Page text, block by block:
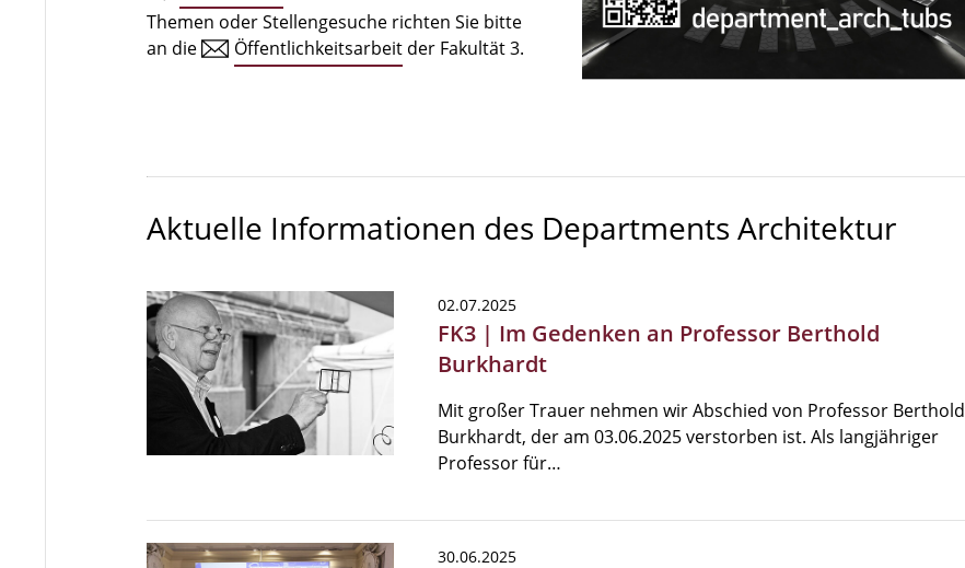
Themen oder Stellengesuche richten Sie bitte
an die
Öffentlichkeitsarbeit der Fakultät 3.
Aktuelle Informationen des Departments Architektur
02.07.2025
FK3 | Im Gedenken an Professor Berthold
Burkhardt
Mit großer Trauer nehmen wir Abschied von Professor Berthold
Burkhardt, der am 03.06.2025 verstorben ist. Als langjähriger
Professor für…
30.06.2025